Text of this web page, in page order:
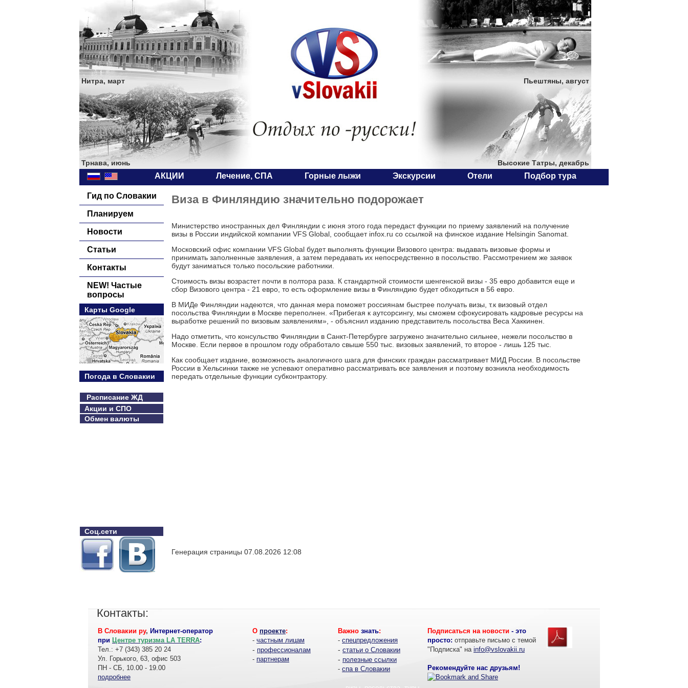
Нитра, март
Трнава, июнь
Пьештяны, август
Высокие Татры, декабрь
АКЦИИ Лечение, СПА Горные лыжи Экскурсии Отели Подбор тура
Гид по Словакии
Планируем
Новости
Статьи
Контакты
NEW! Частые
вопросы
Карты Google
Погода в Словакии
Расписание ЖД
Акции и СПО
Обмен валюты
Соц.сети
Виза в Финляндию значительно подорожает
Министерство иностранных дел Финляндии с июня этого года передаст функции по приему заявлений на получение
визы в России индийской компании VFS Global, сообщает infox.ru со ссылкой на финское издание Helsingin Sanomat.
Московский офис компании VFS Global будет выполнять функции Визового центра: выдавать визовые формы и
принимать заполненные заявления, а затем передавать их непосредственно в посольство. Рассмотрением же заявок
будут заниматься только посольские работники.
Стоимость визы возрастет почти в полтора раза. К стандартной стоимости шенгенской визы - 35 евро добавится еще и
сбор Визового центра - 21 евро, то есть оформление визы в Финляндию будет обходиться в 56 евро.
В МИДе Финляндии надеются, что данная мера поможет россиянам быстрее получать визы, т.к визовый отдел
посольства Финляндии в Москве переполнен. «Прибегая к аутсорсингу, мы сможем сфокусировать кадровые ресурсы на
выработке решений по визовым заявлениям», - объяснил изданию представитель посольства Веса Хаккинен.
Надо отметить, что консульство Финляндии в Санкт-Петербурге загружено значительно сильнее, нежели посольство в
Москве. Если первое в прошлом году обработало свыше 550 тыс. визовых заявлений, то второе - лишь 125 тыс.
Как сообщает издание, возможность аналогичного шага для финских граждан рассматривает МИД России. В посольстве
России в Хельсинки также не успевают оперативно рассматривать все заявления и поэтому возникла необходимость
передать отдельные функции субконтрактору.
Генерация страницы 07.08.2026 12:08
Контакты:
В Словакии ру, Интернет-оператор
при Центре туризма LA TERRA:
Тел.: +7 (343) 385 20 24
Ул. Горького, 63, офис 503
ПН - СБ, 10.00 - 19.00
подробнее
О проекте:
- частным лицам
- профессионалам
- партнерам
Важно знать:
- спецпредложения
- статьи о Словакии
- полезные ссылки
- спа в Словакии
Подписаться на новости - это
просто: отправьте письмо с темой
"Подписка" на info@vslovakii.ru
Рекомендуйте нас друзьям!